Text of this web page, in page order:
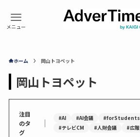
ホーム 岡山トヨペット
岡山トヨペット
注目
のタ
グ
｜ #AI #AI会議 #forStudents
#テレビCM
#人財会議 #広報